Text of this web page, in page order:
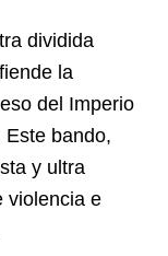
dividida
la
del Imperio
Este bando,
y ultra
violencia e